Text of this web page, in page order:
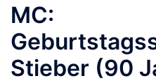
MC:
Stieber (90